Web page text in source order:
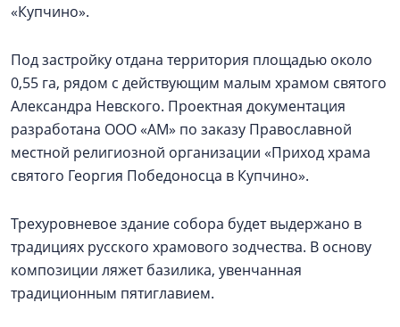
«Купчино».
Под застройку отдана территория площадью около
0,55 га, рядом с действующим малым храмом святого
Александра Невского. Проектная документация
разработана ООО «АМ» по заказу Православной
местной религиозной организации «Приход храма
святого Георгия Победоносца в Купчино».
Трехуровневое здание собора будет выдержано в
традициях русского храмового зодчества. В основу
композиции ляжет базилика, увенчанная
традиционным пятиглавием.